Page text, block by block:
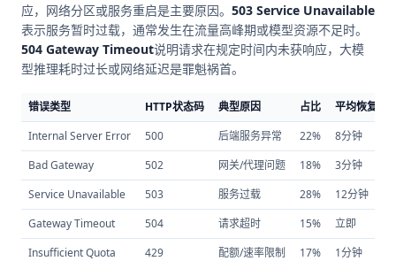
应，网络分区或服务重启是主要原因。 503 Service Unavailable
表示服务暂时过载，通常发生在流量高峰期或模型资源不足时。
504 Gateway Timeout说明请求在规定时间内未获响应，大模
型推理耗时过长或网络延迟是罪魁祸首。
错误类型 HTTP状态码 典型原因 占比
平均恢复时
Internal Server Error
500 后端服务异常 22%
8分钟
Bad Gateway
502 网关/代理问题 18%
3分钟
Service Unavailable
503 服务过载 28%
12分钟
Gateway Timeout
504 请求超时 15%
立即
Insufficient Quota
429 配额/速率限制 17% 1分钟